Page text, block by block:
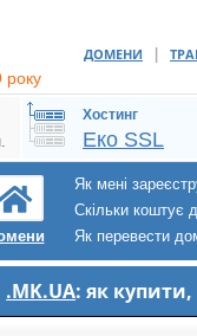
року
ДОМЕНИ |
Хостинг
Еко SSL
Як мені
Скільки коштує
Як перевести
.MK.UA: як